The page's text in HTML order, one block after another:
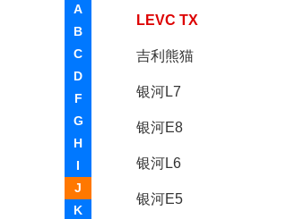
A
B
C
D
F
G
H
I
J
K
LEVC TX
吉利熊猫
银河L7
银河E8
银河L6
银河E5